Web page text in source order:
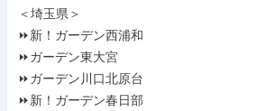
＜埼玉県＞
⏩新！ガーデン西浦和
⏩ガーデン東大宮
⏩ガーデン川口北原台
⏩新！ガーデン春日部